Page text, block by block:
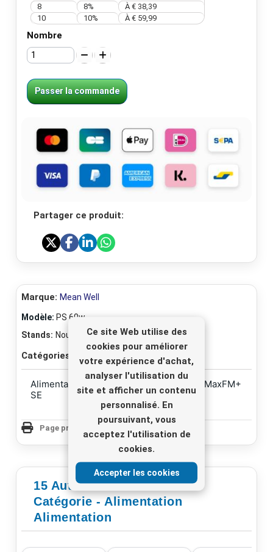
Ce site Web utilise des
cookies pour améliorer
votre expérience d'achat,
analyser l'utilisation du
site et afficher un contenu
personnalisé. En
poursuivant, vous
acceptez l'utilisation de
cookies.
Accepter les cookies
8
8% À € 38,39
10
10% À € 59,99
Nombre
Passer la commande
Partager ce produit:
Marque: Mean Well
Modèle: PS 60w
Stands: Nouveau
Catégories: Alimentation Alimentation
Alimentation universelle 15V/60W CyberMaxFM+
SE
Page produit Imprimer
15 Autres Produits De La
Catégorie - Alimentation
Alimentation